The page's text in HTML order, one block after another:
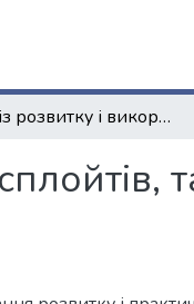
Аналіз розвитку і використання експлойтів, та дослідження можливостей протидії цій загрозі